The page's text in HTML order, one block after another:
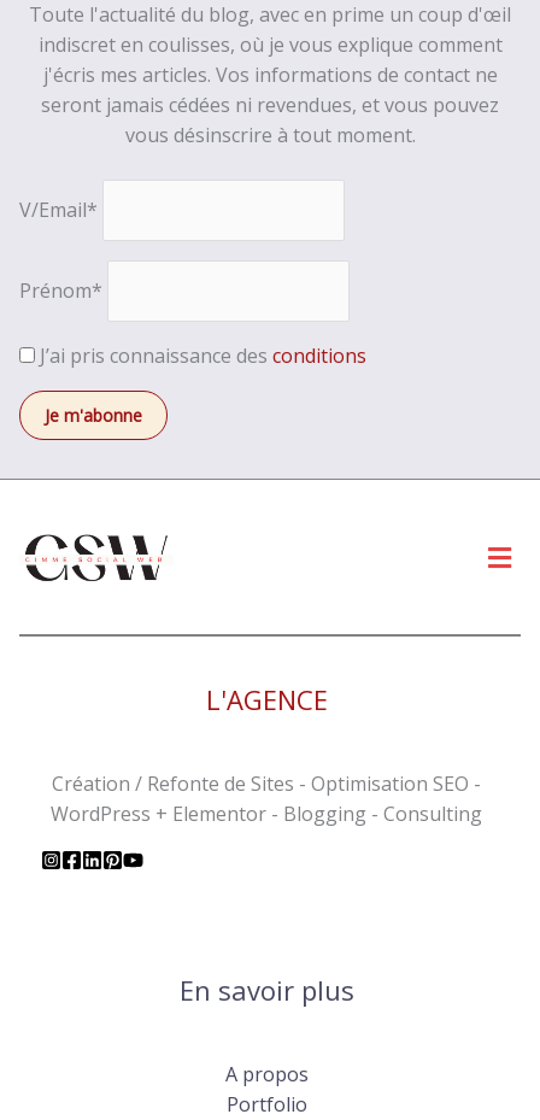
Toute l'actualité du blog, avec en prime un coup d'œil
indiscret en coulisses, où je vous explique comment
j'écris mes articles. Vos informations de contact ne
seront jamais cédées ni revendues, et vous pouvez
vous désinscrire à tout moment.
V/Email*
Prénom*
J’ai pris connaissance des conditions
L'AGENCE
Création / Refonte de Sites - Optimisation SEO -
WordPress + Elementor - Blogging - Consulting
En savoir plus
A propos
Portfolio